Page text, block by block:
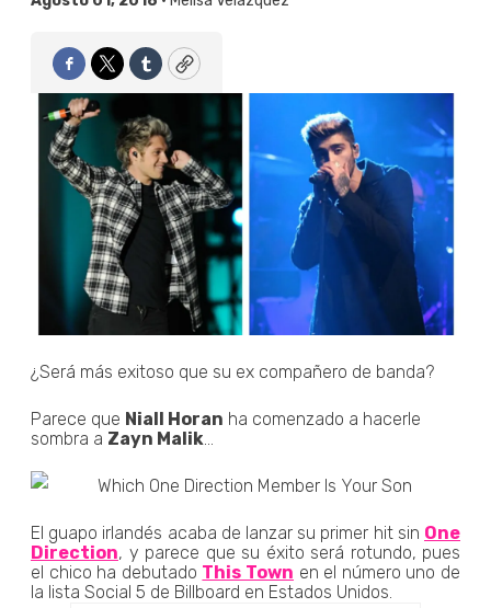
Facebook
TwitterTumblrCopy
¿Será más exitoso que su ex compañero de banda?
Parece que Niall Horan ha comenzado a hacerle
sombra a Zayn Malik
El guapo irlandés acaba de lanzar su primer hit sin One
Direction, y parece que su éxito será rotundo, pues
el chico ha debutado This Town en el número uno de
la lista Social 5 de Billboard en Estados Unidos.